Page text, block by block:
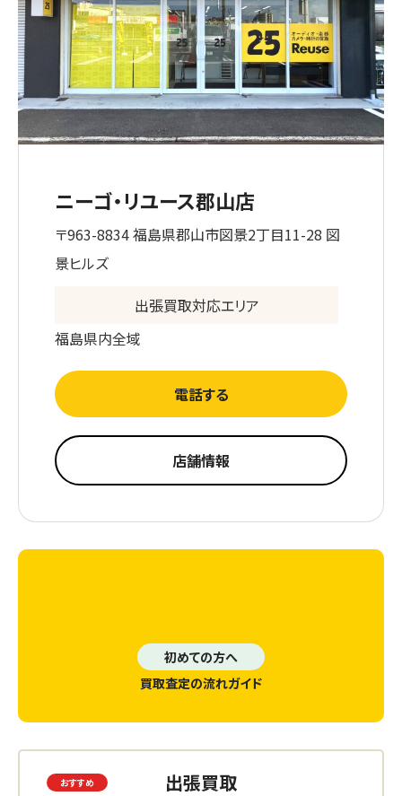
ニーゴ・リユース郡山店
〒963-8834 福島県郡山市図景2丁目11-28 図
景ヒルズ
出張買取対応エリア
福島県内全域
電話する
店舗情報
初めての方へ
買取査定の流れガイド
出張買取